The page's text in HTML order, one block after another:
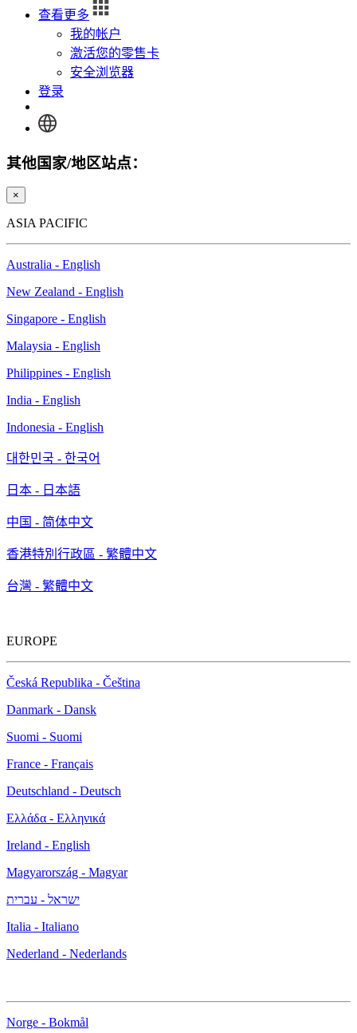
查看更多
我的帐户
激活您的零售卡
安全浏览器
登录
其他国家/地区站点：
×
ASIA PACIFIC
Australia - English
New Zealand - English
Singapore - English
Malaysia - English
Philippines - English
India - English
Indonesia - English
대한민국 - 한국어
日本 - 日本語
中国 - 简体中文
香港特別行政區 - 繁體中文
台灣 - 繁體中文
EUROPE
Česká Republika - Čeština
Danmark - Dansk
Suomi - Suomi
France - Français
Deutschland - Deutsch
Ελλάδα - Ελληνικά
Ireland - English
Magyarország - Magyar
ישראל - עברית
Italia - Italiano
Nederland - Nederlands
Norge - Bokmål